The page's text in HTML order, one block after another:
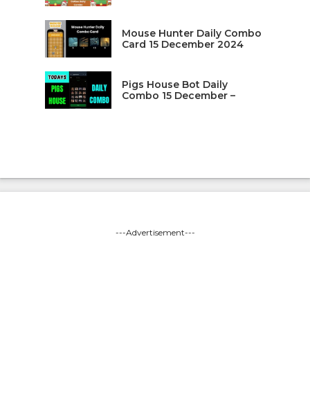
Mouse Hunter Daily Combo
Card 15 December 2024
Pigs House Bot Daily
Combo 15 December –
---Advertisement---